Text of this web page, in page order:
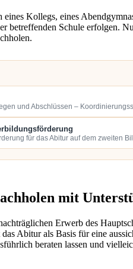
eines Kollegs, eines
betreffenden Schule erfolgen.
und Abschlüssen –
für das Abitur auf dem zweiten
mit
Erwerb des
Abitur als Basis für eine
beraten lassen und